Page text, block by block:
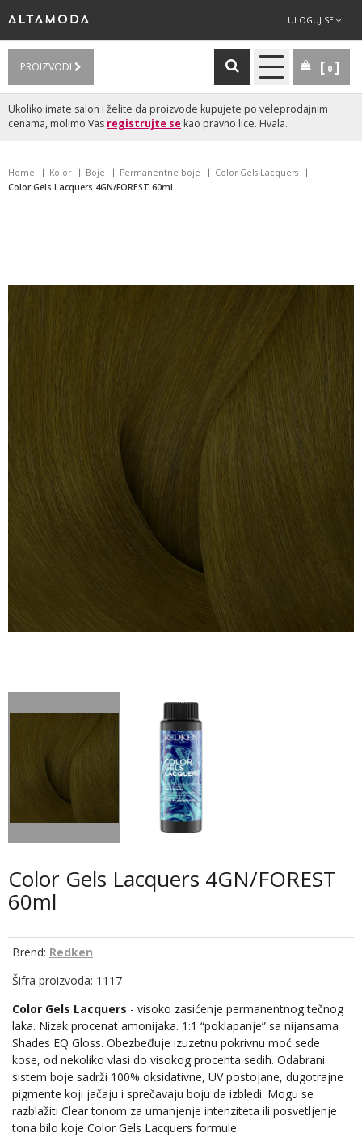
ULOGUJ SE
PROIZVODI 0
Ukoliko imate salon i želite da proizvode kupujete po veleprodajnim
cenama, molimo Vas registrujte se kao pravno lice. Hvala.
Home Kolor Boje Permanentne boje
Color Gels Lacquers
Color Gels Lacquers 4GN/FOREST 60ml
Color Gels Lacquers 4GN/FOREST
60ml
Brend: Redken
Šifra proizvoda: 1117
Color Gels Lacquers - visoko zasićenje permanentnog tečnog
laka. Nizak procenat amonijaka. 1:1 “poklapanje” sa nijansama
Shades EQ Gloss. Obezbeđuje izuzetnu pokrivnu moć sede
kose, od nekoliko vlasi do visokog procenta sedih. Odabrani
sistem boje sadrži 100% oksidativne, UV postojane, dugotrajne
pigmente koji jačaju i sprečavaju boju da izbledi. Mogu se
razblažiti Clear tonom za umanjenje intenziteta ili posvetljenje
tona bilo koje Color Gels Lacquers formule.